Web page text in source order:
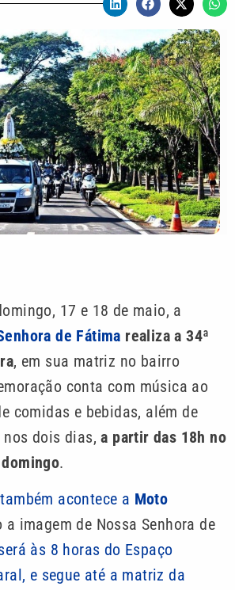
17 e 18 de maio, a
de Fátima realiza a 34ª
, em sua matriz no bairro
conta com música ao
comidas e bebidas, além de
nos dois dias,a partir das 18h no
.
acontece a Moto
a imagem de Nossa Senhora de
às 8 horas do Espaço
e segue até a matriz da